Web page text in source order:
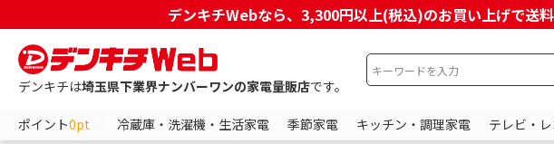
デンキチWebなら、3,300円以上(税込)のお買い上げで送
デンキチは埼玉県下業界ナンバーワンの家電量販店です。
ポイント0pt 冷蔵庫・洗濯機・生活家電 季節家電 キッチン・調理家電 テレビ・